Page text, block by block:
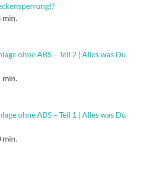
ohne ABS – Teil 2 | Alles was Du
ohne ABS – Teil 1 | Alles was Du